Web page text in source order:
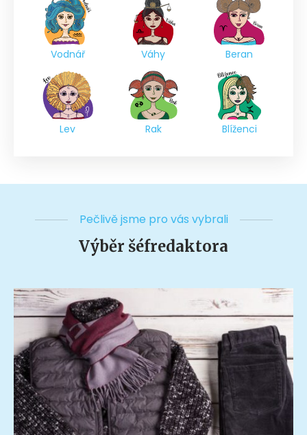
Vodnář Váhy Beran
Lev Rak Blíženci
Pečlivě jsme pro vás vybrali
Výběr šéfredaktora